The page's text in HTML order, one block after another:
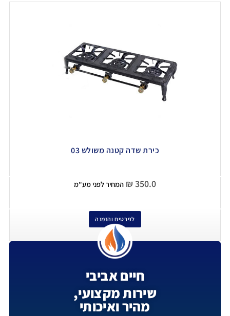
כירת שדה קטנה משולש 03
₪ 350.0 המחיר לפני מע"מ
לפרטים והזמנה
חיים אביבי
שירות מקצועי,
מהיר ואיכותי